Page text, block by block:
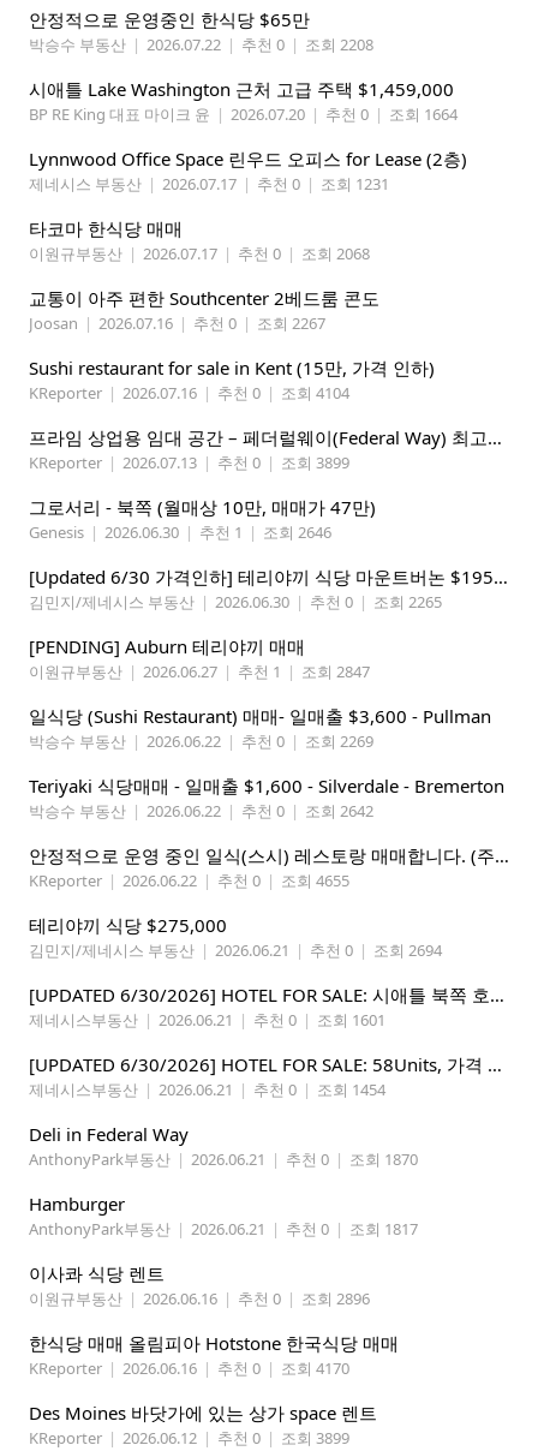
안정적으로 운영중인 한식당 $65만
박승수 부동산 | 2026.07.22 | 추천 0 | 조회 2208
시애틀 Lake Washington 근처 고급 주택 $1,459,000
BP RE King 대표 마이크 윤 | 2026.07.20 | 추천 0 | 조회 1664
Lynnwood Office Space 린우드 오피스 for Lease (2층)
제네시스 부동산 | 2026.07.17 | 추천 0 | 조회 1231
타코마 한식당 매매
이원규부동산 | 2026.07.17 | 추천 0 | 조회 2068
교통이 아주 편한 Southcenter 2베드룸 콘도
Joosan | 2026.07.16 | 추천 0 | 조회 2267
Sushi restaurant for sale in Kent (15만, 가격 인하)
KReporter | 2026.07.16 | 추천 0 | 조회 4104
프라임 상업용 임대 공간 – 페더럴웨이(Federal Way) 최고의 가시성 입지
KReporter | 2026.07.13 | 추천 0 | 조회 3899
그로서리 - 북쪽 (월매상 10만, 매매가 47만)
Genesis | 2026.06.30 | 추천 1 | 조회 2646
[Updated 6/30 가격인하] 테리야끼 식당 마운트버논 $195,000
김민지/제네시스 부동산 | 2026.06.30 | 추천 0 | 조회 2265
[PENDING] Auburn 테리야끼 매매
이원규부동산 | 2026.06.27 | 추천 1 | 조회 2847
일식당 (Sushi Restaurant) 매매- 일매출 $3,600 - Pullman
박승수 부동산 | 2026.06.22 | 추천 0 | 조회 2269
Teriyaki 식당매매 - 일매출 $1,600 - Silverdale - Bremerton
박승수 부동산 | 2026.06.22 | 추천 0 | 조회 2642
안정적으로 운영 중인 일식(스시) 레스토랑 매매합니다. (주인없는 가게)
KReporter | 2026.06.22 | 추천 0 | 조회 4655
테리야끼 식당 $275,000
김민지/제네시스 부동산 | 2026.06.21 | 추천 0 | 조회 2694
[UPDATED 6/30/2026] HOTEL FOR SALE: 시애틀 북쪽 호텔 – 연매상 200만불, 순수입 80만불, 핵심 입지
제네시스부동산 | 2026.06.21 | 추천 0 | 조회 1601
[UPDATED 6/30/2026] HOTEL FOR SALE: 58Units, 가격 295만불, 연매상 135만불
제네시스부동산 | 2026.06.21 | 추천 0 | 조회 1454
Deli in Federal Way
AnthonyPark부동산 | 2026.06.21 | 추천 0 | 조회 1870
Hamburger
AnthonyPark부동산 | 2026.06.21 | 추천 0 | 조회 1817
이사콰 식당 렌트
이원규부동산 | 2026.06.16 | 추천 0 | 조회 2896
한식당 매매 올림피아 Hotstone 한국식당 매매
KReporter | 2026.06.16 | 추천 0 | 조회 4170
Des Moines 바닷가에 있는 상가 space 렌트
KReporter | 2026.06.12 | 추천 0 | 조회 3899